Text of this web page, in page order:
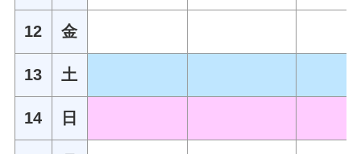
12 金
13 土
14 日